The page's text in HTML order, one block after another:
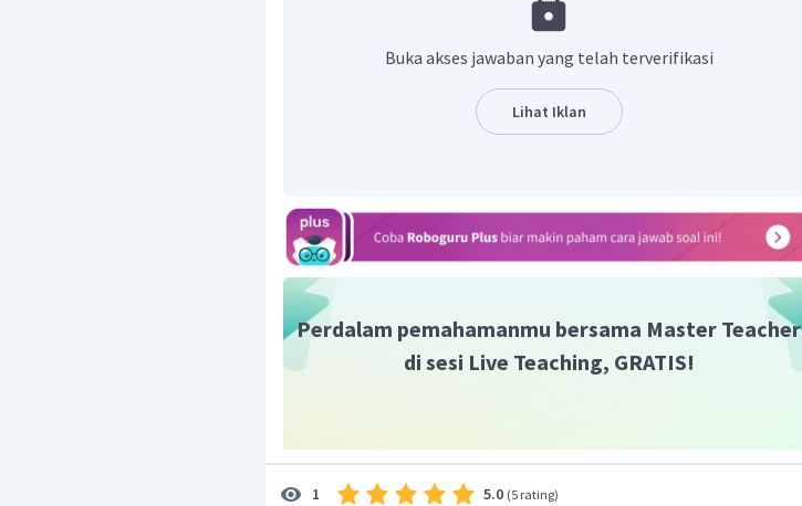
Buka akses jawaban yang telah terverifikasi
Lihat Iklan
Perdalam pemahamanmu bersama Master Teacher
di sesi Live Teaching, GRATIS!
1 5.0 (5 rating)